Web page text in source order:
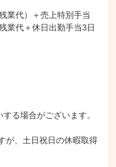
業代）＋売上特別手当
業代＋休日出勤手当3日
る場合がございます。
が、土日祝日の休暇取得